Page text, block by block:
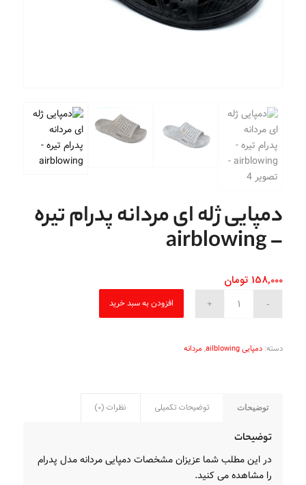
دمپایی ژله ای مردانه پدرام تیره
– airblowing
158,000 تومان
افزودن به سبد خرید
دسته: دمپایی ailblowing , مردانه
توضیحات توضیحات تکمیلی نظرات (0)
توضیحات
در این مطلب شما عزیزان مشخصات دمپایی مردانه مدل پدرام
را مشاهده می کنید.